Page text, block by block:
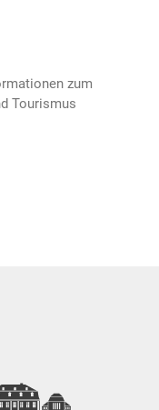
zum
Tourismus